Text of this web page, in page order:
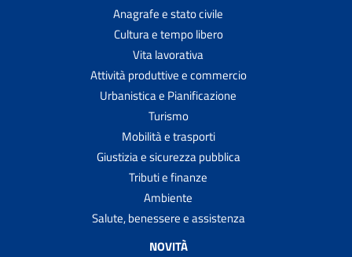
Anagrafe e stato civile
Cultura e tempo libero
Vita lavorativa
Attività produttive e commercio
Urbanistica e Pianificazione
Turismo
Mobilità e trasporti
Giustizia e sicurezza pubblica
Tributi e finanze
Ambiente
Salute, benessere e assistenza
NOVITÀ